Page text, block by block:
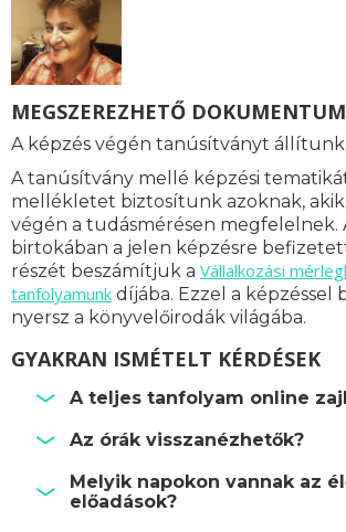
MEGSZEREZHETŐ
A képzés végén tanúsítványt állítunk
A tanúsítvány mellé képzési
mellékletet biztosítunk azoknak, akik
végén a tudásmérésen megfelelnek.
birtokában a jelen képzésre
részét beszámítjuk a Vállalkozási
tanfolyamunk díjába. Ezzel a képzéssel
nyersz a könyvelőirodák világába.
GYAKRAN ISMÉTELT KÉRDÉSEK
A teljes tanfolyam online
Az órák visszanézhetők?
Melyik napokon vannak az
előadások?